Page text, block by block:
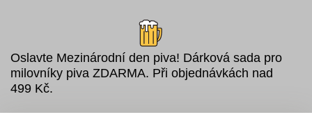
Oslavte Mezinárodní den piva! Dárková sada pro
milovníky piva ZDARMA. Při objednávkách nad
499 Kč.